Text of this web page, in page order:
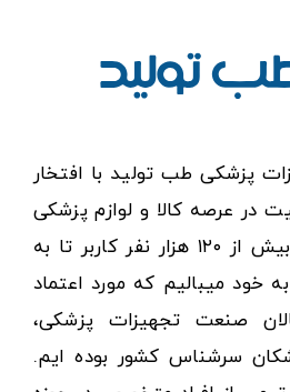
پزشکی طب تولید با افتخار
فعالیت در عرصه کالا و لوازم پزشکی
توانسته مورد اعتماد بیش از ۱۲۰ هزار نفر کاربر تا به
به خود میبالیم که مورد اعتماد
صنعت تجهیزات پزشکی،
سرشناس کشور بوده ایم.